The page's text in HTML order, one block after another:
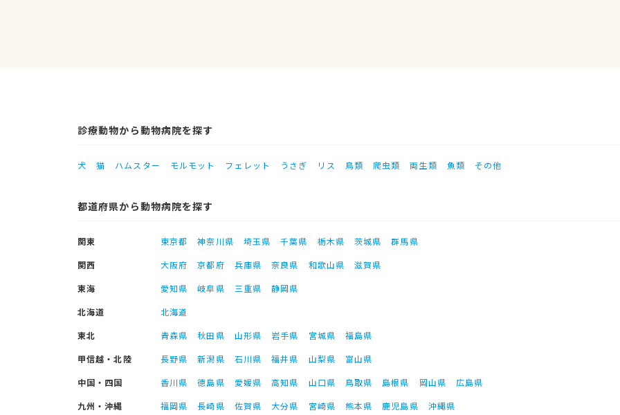
診療動物から動物病院を探す
犬 猫 ハムスター モルモット フェレット うさぎ リス 鳥類 爬虫類 両生類 魚類 その他
都道府県から動物病院を探す
関東 東京都 神奈川県 埼玉県 千葉県 栃木県 茨城県
群馬県
関西
大阪府 京都府 兵庫県 奈良県 和歌山県
滋賀県
東海
愛知県 岐阜県 三重県
静岡県
北海道
北海道
東北
青森県 秋田県 山形県 岩手県 宮城県
福島県
甲信越・北陸
長野県 新潟県 石川県 福井県 山梨県
富山県
中国・四国
香川県 徳島県 愛媛県 高知県 山口県 鳥取県 島根県 岡山県
広島県
九州・沖縄
福岡県 長崎県 佐賀県 大分県 宮崎県 熊本県 鹿児島県 沖縄県